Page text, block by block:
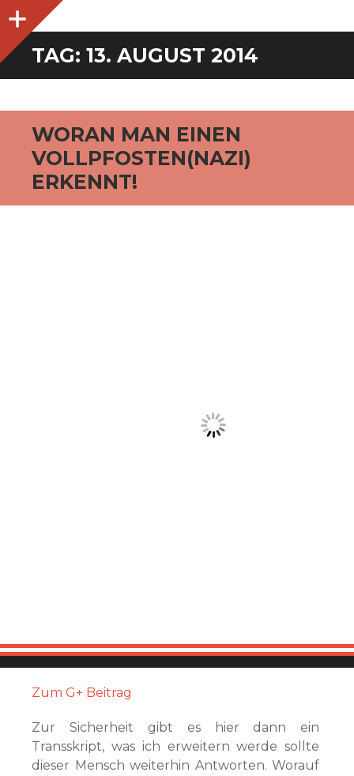
O
p
e
n
i
d
e
b
a
TAG: 13. AUGUST 2014
WORAN MAN EINEN
VOLLPFOSTEN(NAZI)
ERKENNT!
Zum G+ Beitrag
Zur Sicherheit gibt es hier dann ein
Transskript, was ich erweitern werde sollte
dieser Mensch weiterhin Antworten. Worauf